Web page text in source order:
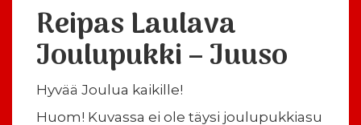
Reipas Laulava
Joulupukki – Juuso
Hyvää Joulua kaikille!
Huom! Kuvassa ei ole täysi joulupukkiasu